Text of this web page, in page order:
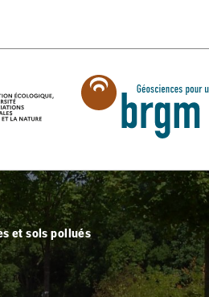
et sols pollués